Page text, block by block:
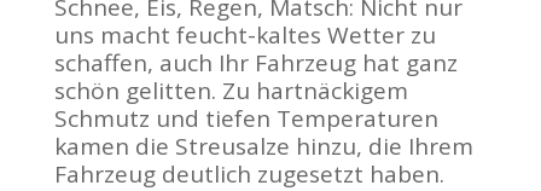
Schnee, Eis, Regen, Matsch: Nicht nur
uns macht feucht-kaltes Wetter zu
schaffen, auch Ihr Fahrzeug hat ganz
schön gelitten. Zu hartnäckigem
Schmutz und tiefen Temperaturen
kamen die Streusalze hinzu, die Ihrem
Fahrzeug deutlich zugesetzt haben.